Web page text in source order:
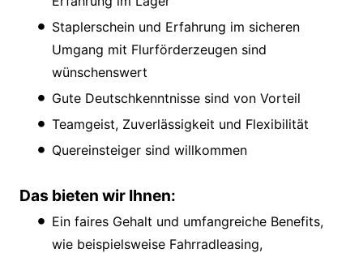
Staplerschein und Erfahrung im sicheren
Umgang mit Flurförderzeugen sind
wünschenswert
Gute Deutschkenntnisse sind von Vorteil
Teamgeist, Zuverlässigkeit und Flexibilität
Quereinsteiger sind willkommen
Das bieten wir Ihnen:
Ein faires Gehalt und umfangreiche Benefits,
wie beispielsweise Fahrradleasing,